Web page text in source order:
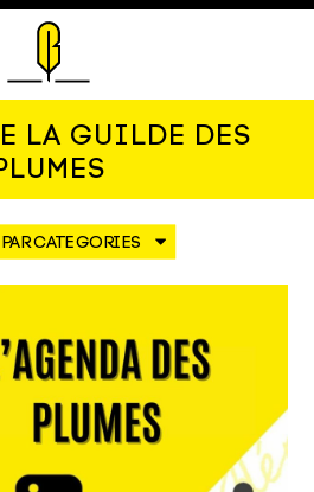
LA GUILDE DES